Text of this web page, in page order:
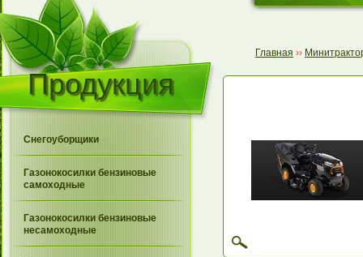
Продукция
Снегоуборщики
Газонокосилки бензиновые
самоходные
Газонокосилки бензиновые
несамоходные
Главная ››